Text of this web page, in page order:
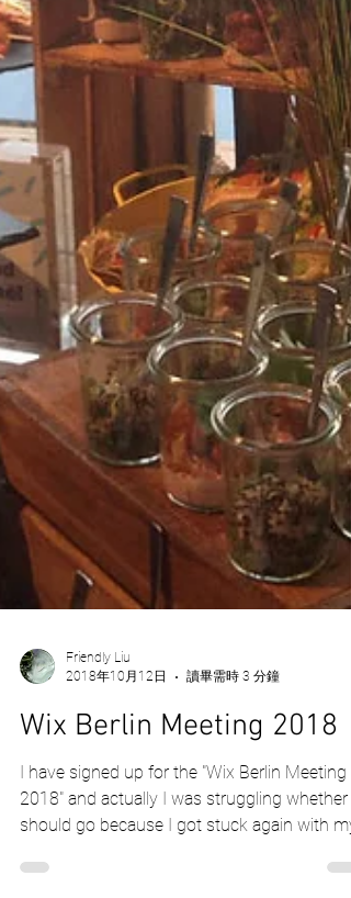
Friendly Liu
2018年10月12日
讀畢需時 3 分鐘
Wix Berlin Meeting 2018
I have signed up for the "Wix Berlin Meeting
2018" and actually I was struggling whether I